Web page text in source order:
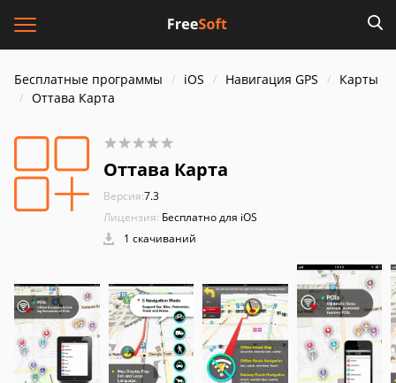
Бесплатные программы iOS Навигация GPS
Карты
Оттава Карта
Оттава Карта
Версия:7.3
Лицензия: Бесплатно для iOS
1 скачиваний